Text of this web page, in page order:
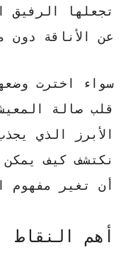
تجعلها الرفيق
عن الأناقة دون
سواء اخترت
قلب صالة
الأبرز
الذي
نكتشف كيف
أن تغير مفهوم
أهم النقاط